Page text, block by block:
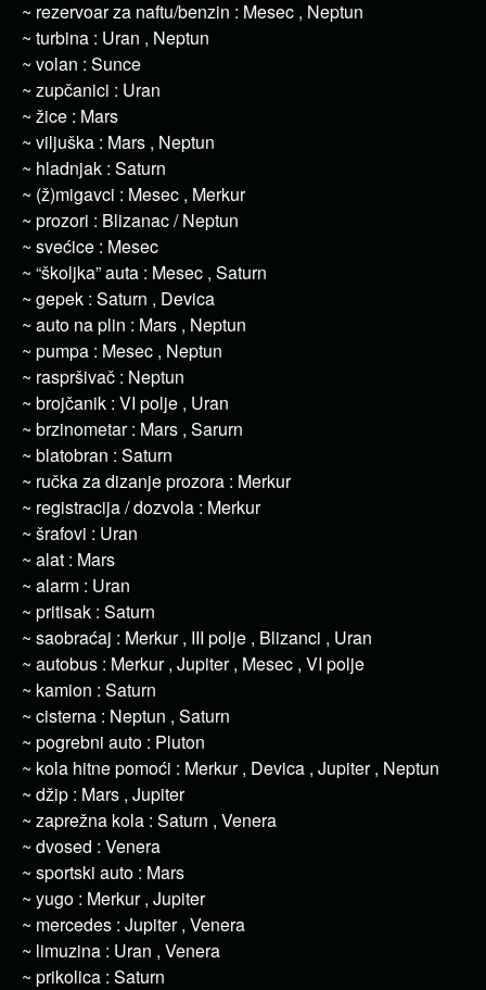
~ rezervoar za naftu/benzin : Mesec , Neptun
~ turbina : Uran , Neptun
~ volan : Sunce
~ zupčanici : Uran
~ žice : Mars
~ viljuška : Mars , Neptun
~ hladnjak : Saturn
~ (ž)migavci : Mesec , Merkur
~ prozori : Blizanac / Neptun
~ svećice : Mesec
~ “školjka” auta : Mesec , Saturn
~ gepek : Saturn , Devica
~ auto na plin : Mars , Neptun
~ pumpa : Mesec , Neptun
~ raspršivač : Neptun
~ brojčanik : VI polje , Uran
~ brzinometar : Mars , Sarurn
~ blatobran : Saturn
~ ručka za dizanje prozora : Merkur
~ registracija / dozvola : Merkur
~ šrafovi : Uran
~ alat : Mars
~ alarm : Uran
~ pritisak : Saturn
~ saobraćaj : Merkur , III polje , Blizanci , Uran
~ autobus : Merkur , Jupiter , Mesec , VI polje
~ kamion : Saturn
~ cisterna : Neptun , Saturn
~ pogrebni auto : Pluton
~ kola hitne pomoći : Merkur , Devica , Jupiter , Neptun
~ džip : Mars , Jupiter
~ zaprežna kola : Saturn , Venera
~ dvosed : Venera
~ sportski auto : Mars
~ yugo : Merkur , Jupiter
~ mercedes : Jupiter , Venera
~ limuzina : Uran , Venera
~ prikolica : Saturn